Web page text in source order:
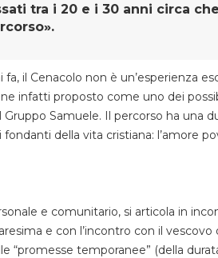
tra i 20 e i 30 anni circa che
il Cenacolo non è un’esperienza
infatti proposto come uno dei
Samuele. Il percorso ha una
della vita cristiana: l’amore
e comunitario, si articola in
e con l’incontro con il vescovo
“promesse temporanee” (della